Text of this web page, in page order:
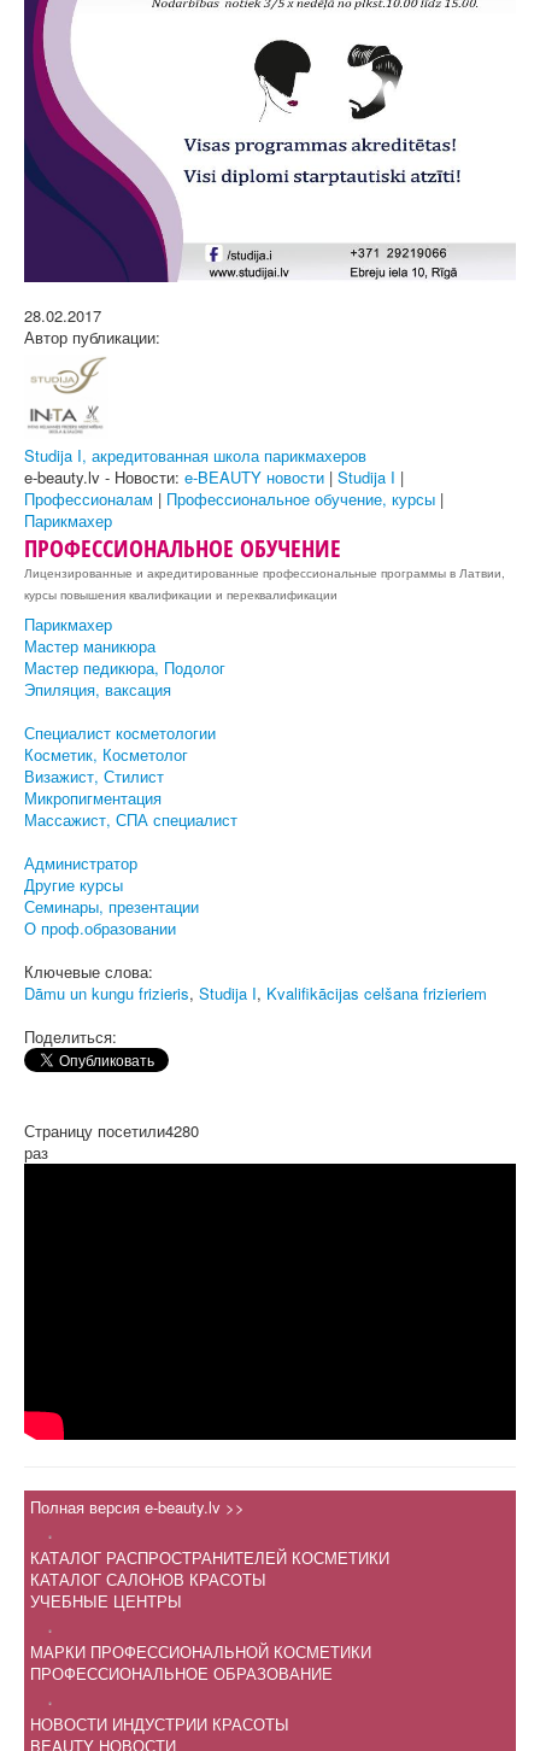
28.02.2017
Автор публикации:
Studija I, акредитованная школа парикмахеров
e-beauty.lv - Новости: e-BEAUTY новости | Studija I |
Профессионалам | Профессиональное обучение, курсы |
Парикмахер
ПРОФЕССИОНАЛЬНОЕ ОБУЧЕНИЕ
Лицензированные и акредитированные профессиональные программы в Латвии,
курсы повышения квалификации и переквалификации
Парикмахер
Мастер маникюра
Мастер педикюра, Подолог
Эпиляция, ваксация
Специалист косметологии
Косметик, Косметолог
Визажист, Стилист
Микропигментация
Массажист, СПА специалист
Администратор
Другие курсы
Семинары, презентации
О проф.образовании
Ключевые слова:
Dāmu un kungu frizieris, Studija I, Kvalifikācijas celšana frizieriem
Поделиться:
Страницу посетили4280
раз
Полная версия e-beauty.lv >>
.
КАТАЛОГ РАСПРОСТРАНИТЕЛЕЙ КОСМЕТИКИ
КАТАЛОГ САЛОНОВ КРАСОТЫ
УЧЕБНЫЕ ЦЕНТРЫ
.
МАРКИ ПРОФЕССИОНАЛЬНОЙ КОСМЕТИКИ
ПРОФЕССИОНАЛЬНОЕ ОБРАЗОВАНИЕ
.
НОВОСТИ ИНДУСТРИИ КРАСОТЫ
BEAUTY НОВОСТИ